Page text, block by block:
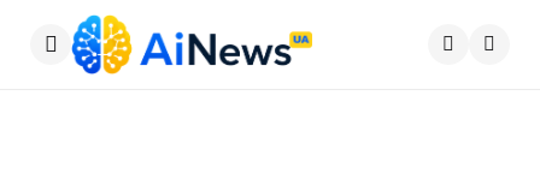
Меню